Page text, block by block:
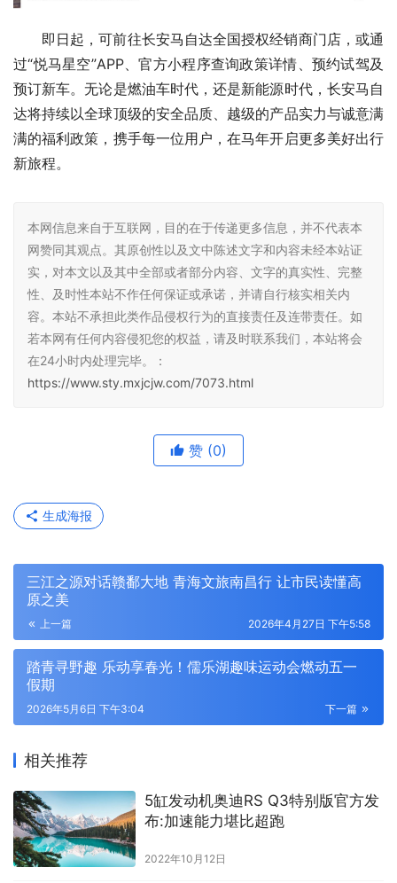
即日起，可前往长安马自达全国授权经销商门店，或通
过“悦马星空”APP、官方小程序查询政策详情、预约试驾及
预订新车。无论是燃油车时代，还是新能源时代，长安马自
达将持续以全球顶级的安全品质、越级的产品实力与诚意满
满的福利政策，携手每一位用户，在马年开启更多美好出行
新旅程。
本网信息来自于互联网，目的在于传递更多信息，并不代表本
网赞同其观点。其原创性以及文中陈述文字和内容未经本站证
实，对本文以及其中全部或者部分内容、文字的真实性、完整
性、及时性本站不作任何保证或承诺，并请自行核实相关内
容。本站不承担此类作品侵权行为的直接责任及连带责任。如
若本网有任何内容侵犯您的权益，请及时联系我们，本站将会
在24小时内处理完毕。：
https://www.sty.mxjcjw.com/7073.html
赞 (0)
生成海报
三江之源对话赣鄱大地 青海文旅南昌行 让市民读懂高
原之美
上一篇 2026年4月27日 下午5:58
踏青寻野趣 乐动享春光！儒乐湖趣味运动会燃动五一
假期
下一篇
2026年5月6日 下午3:04
相关推荐
5缸发动机奥迪RS Q3特别版官方发
布:加速能力堪比超跑
2022年10月12日